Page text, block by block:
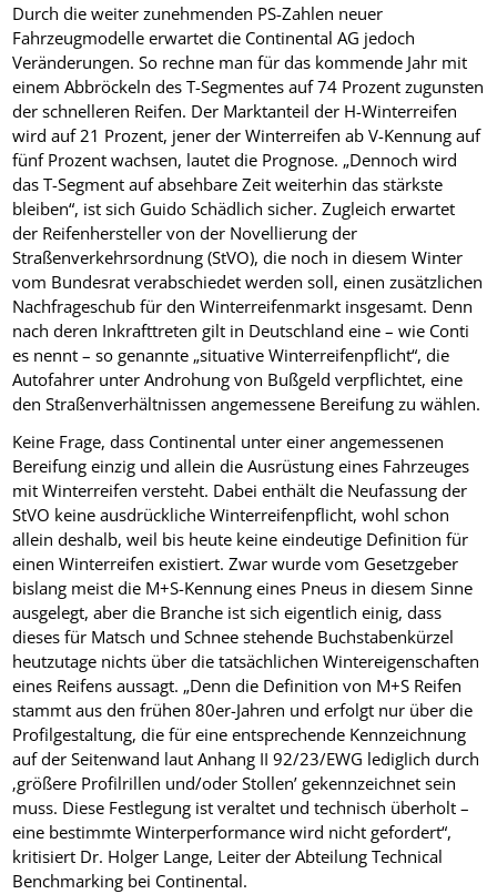
Durch die weiter zunehmenden PS-Zahlen neuer
Fahrzeugmodelle erwartet die Continental AG jedoch
Veränderungen. So rechne man für das kommende Jahr mit
einem Abbröckeln des T-Segmentes auf 74 Prozent zugunsten
der schnelleren Reifen. Der Marktanteil der H-Winterreifen
wird auf 21 Prozent, jener der Winterreifen ab V-Kennung auf
fünf Prozent wachsen, lautet die Prognose. „Dennoch wird
das T-Segment auf absehbare Zeit weiterhin das stärkste
bleiben“, ist sich Guido Schädlich sicher. Zugleich erwartet
der Reifenhersteller von der Novellierung der
Straßenverkehrsordnung (StVO), die noch in diesem Winter
vom Bundesrat verabschiedet werden soll, einen zusätzlichen
Nachfrageschub für den Winterreifenmarkt insgesamt. Denn
nach deren Inkrafttreten gilt in Deutschland eine – wie Conti
es nennt – so genannte „situative Winterreifenpflicht“, die
Autofahrer unter Androhung von Bußgeld verpflichtet, eine
den Straßenverhältnissen angemessene Bereifung zu wählen.
Keine Frage, dass Continental unter einer angemessenen
Bereifung einzig und allein die Ausrüstung eines Fahrzeuges
mit Winterreifen versteht. Dabei enthält die Neufassung der
StVO keine ausdrückliche Winterreifenpflicht, wohl schon
allein deshalb, weil bis heute keine eindeutige Definition für
einen Winterreifen existiert. Zwar wurde vom Gesetzgeber
bislang meist die M+S-Kennung eines Pneus in diesem Sinne
ausgelegt, aber die Branche ist sich eigentlich einig, dass
dieses für Matsch und Schnee stehende Buchstabenkürzel
heutzutage nichts über die tatsächlichen Wintereigenschaften
eines Reifens aussagt. „Denn die Definition von M+S Reifen
stammt aus den frühen 80er-Jahren und erfolgt nur über die
Profilgestaltung, die für eine entsprechende Kennzeichnung
auf der Seitenwand laut Anhang II 92/23/EWG lediglich durch
‚größere Profilrillen und/oder Stollen’ gekennzeichnet sein
muss. Diese Festlegung ist veraltet und technisch überholt –
eine bestimmte Winterperformance wird nicht gefordert“,
kritisiert Dr. Holger Lange, Leiter der Abteilung Technical
Benchmarking bei Continental.